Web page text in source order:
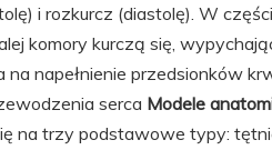
i rozkurcz (diastolę). W
komory kurczą się,
na napełnienie przedsionków
serca Modele
na trzy podstawowe typy: